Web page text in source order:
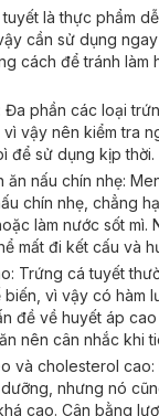
là thực phẩm
cần sử dụng
cách để tránh làm
Đa phần các loại
vậy nên kiểm tra
để sử dụng kịp thời.
ăn nấu chín nhẹ:
chín nhẹ, chẳng
làm nước sốt mì.
mất đi kết cấu và
Trứng cá tuyết
vì vậy có hàm
đề về huyết áp
nên cân nhắc khi
và cholesterol cao:
nhưng nó
cao. Cân bằng